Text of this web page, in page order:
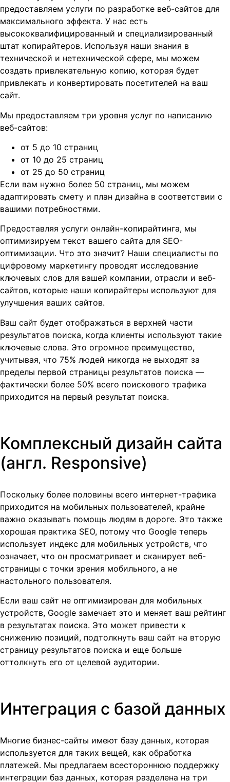
предоставляем услуги по разработке веб-сайтов для
максимального эффекта. У нас есть
высококвалифицированный и специализированный
штат копирайтеров. Используя наши знания в
технической и нетехнической сфере, мы можем
создать привлекательную копию, которая будет
привлекать и конвертировать посетителей на ваш
сайт.
Мы предоставляем три уровня услуг по написанию
веб-сайтов:
от 5 до 10 страниц
от 10 до 25 страниц
от 25 до 50 страниц
Если вам нужно более 50 страниц, мы можем
адаптировать смету и план дизайна в соответствии с
вашими потребностями.
Предоставляя услуги онлайн-копирайтинга, мы
оптимизируем текст вашего сайта для SEO-
оптимизации. Что это значит? Наши специалисты по
цифровому маркетингу проводят исследование
ключевых слов для вашей компании, отрасли и веб-
сайтов, которые наши копирайтеры используют для
улучшения ваших сайтов.
Ваш сайт будет отображаться в верхней части
результатов поиска, когда клиенты используют такие
ключевые слова. Это огромное преимущество,
учитывая, что 75% людей никогда не выходят за
пределы первой страницы результатов поиска —
фактически более 50% всего поискового трафика
приходится на первый результат поиска.
Комплексный дизайн сайта
(англ. Responsive)
Поскольку более половины всего интернет-трафика
приходится на мобильных пользователей, крайне
важно оказывать помощь людям в дороге. Это также
хорошая практика SEO, потому что Google теперь
использует индекс для мобильных устройств, что
означает, что он просматривает и сканирует веб-
страницы с точки зрения мобильного, а не
настольного пользователя.
Если ваш сайт не оптимизирован для мобильных
устройств, Google замечает это и меняет ваш рейтинг
в результатах поиска. Это может привести к
снижению позиций, подтолкнуть ваш сайт на вторую
страницу результатов поиска и еще больше
оттолкнуть его от целевой аудитории.
Интеграция с базой данных
Многие бизнес-сайты имеют базу данных, которая
используется для таких вещей, как обработка
платежей. Мы предлагаем всестороннюю поддержку
интеграции баз данных, которая разделена на три